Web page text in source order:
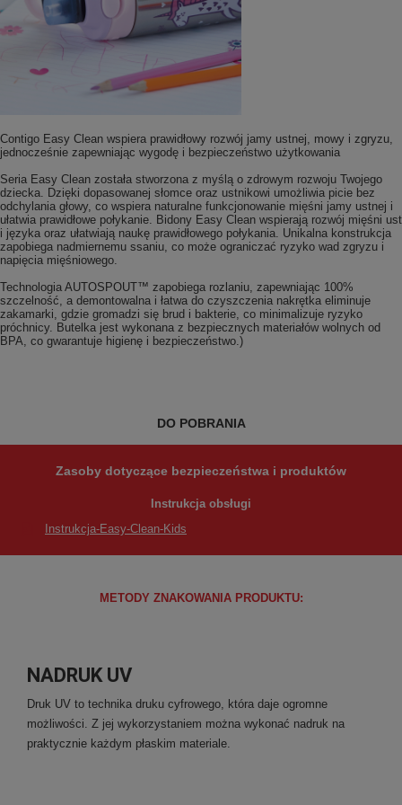
Contigo Easy Clean wspiera prawidłowy rozwój jamy ustnej, mowy i zgryzu,
jednocześnie zapewniając wygodę i bezpieczeństwo użytkowania
Seria Easy Clean została stworzona z myślą o zdrowym rozwoju Twojego
dziecka. Dzięki dopasowanej słomce oraz ustnikowi umożliwia picie bez
odchylania głowy, co wspiera naturalne funkcjonowanie mięśni jamy ustnej i
ułatwia prawidłowe połykanie. Bidony Easy Clean wspierają rozwój mięśni ust
i języka oraz ułatwiają naukę prawidłowego połykania. Unikalna konstrukcja
zapobiega nadmiernemu ssaniu, co może ograniczać ryzyko wad zgryzu i
napięcia mięśniowego.
Technologia AUTOSPOUT™ zapobiega rozlaniu, zapewniając 100%
szczelność, a demontowalna i łatwa do czyszczenia nakrętka eliminuje
zakamarki, gdzie gromadzi się brud i bakterie, co minimalizuje ryzyko
próchnicy. Butelka jest wykonana z bezpiecznych materiałów wolnych od
BPA, co gwarantuje higienę i bezpieczeństwo.)
DO POBRANIA
Zasoby dotyczące bezpieczeństwa i produktów
Instrukcja obsługi
Instrukcja-Easy-Clean-Kids
METODY ZNAKOWANIA PRODUKTU:
NADRUK UV
Druk UV to technika druku cyfrowego, która daje ogromne
możliwości. Z jej wykorzystaniem można wykonać nadruk na
praktycznie każdym płaskim materiale.